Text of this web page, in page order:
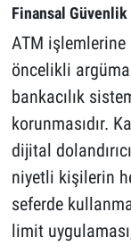
Finansal
ATM işlemlerine
öncelikli
bankacılık
korunmasıdır.
dijital
niyetli kişilerin
seferde
limit